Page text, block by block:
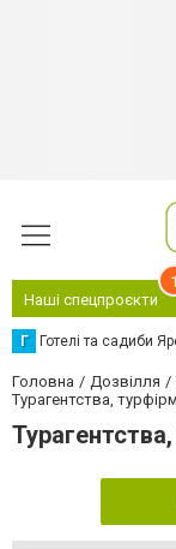
Наші спецпроєкти
1
Г Готелі та садиби
Головна Дозвілля
Турагентства,